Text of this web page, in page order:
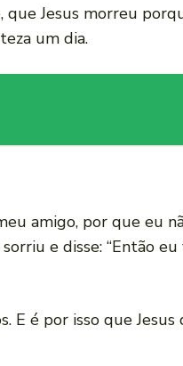
que Jesus morreu
um dia.
amigo, por que eu
e disse: “Então
E é por isso que Jesus